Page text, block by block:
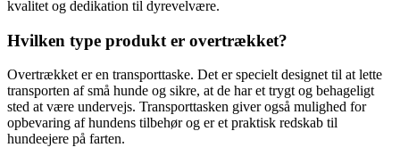
kvalitet og dedikation til dyrevelvære.
Hvilken type produkt er overtrækket?
Overtrækket er en transporttaske. Det er specielt designet til at lette
transporten af små hunde og sikre, at de har et trygt og behageligt
sted at være undervejs. Transporttasken giver også mulighed for
opbevaring af hundens tilbehør og er et praktisk redskab til
hundeejere på farten.